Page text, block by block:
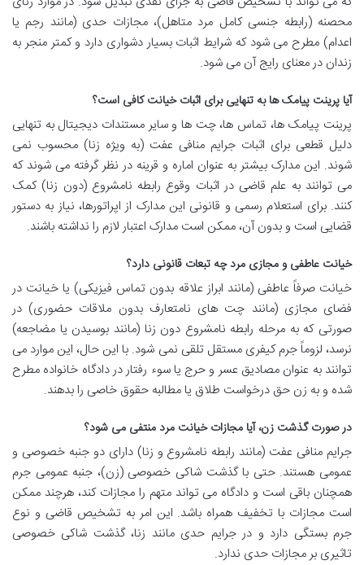
محصنه (رابطه جنسی کامل مرد متاهل)، مجازات حدی (مانند رجم یا
اعدام) مطرح می شود که شرایط اثبات بسیار دشواری دارد و کمتر منجر به
زندان در معنای رایج آن می شود.
آیا پرینت پیامک ها به تنهایی برای اثبات خیانت کافی است؟
پرینت پیامک ها، تماس ها، چت ها و سایر مستندات دیجیتال به تنهایی
دلیل قطعی برای اثبات جرایم منافی عفت (به ویژه زنا) محسوب نمی
شوند. این مدارک بیشتر به عنوان اماره و قرینه در نظر گرفته می شوند که
می توانند به علم قاضی در اثبات وقوع رابطه نامشروع (دون زنا) کمک
کنند. برای استعلام رسمی و قانونی این مدارک از اپراتورها، نیاز به دستور
قضایی است و بدون آن، ممکن است مدارک اعتبار لازم را نداشته باشند.
خیانت عاطفی و مجازی مرد چه تبعات قانونی دارد؟
خیانت صرفاً عاطفی (مانند ابراز علاقه بدون تماس فیزیکی) یا خیانت در
فضای مجازی (مانند چت های نامتعارف بدون ملاقات حضوری) در
صورتی که به مرحله رابطه نامشروع دون زنا (مانند بوسیدن یا مضاجعه)
نرسد، لزوماً جرم کیفری مستقل تلقی نمی شود. با این حال، این موارد می
توانند به عنوان مصادیق عسر و حرج یا سوء رفتار در دادگاه خانواده مطرح
شده و به زن حق درخواست طلاق یا مطالبه حقوق خاصی را بدهند.
در صورت گذشت زن، آیا مجازات خیانت مرد منتفی می شود؟
جرایم منافی عفت (مانند رابطه نامشروع و زنا) دارای دو جنبه خصوصی و
عمومی هستند. حتی با گذشت شاکی خصوصی (زن)، جنبه عمومی جرم
همچنان باقی است و دادگاه می تواند متهم را مجازات کند، هرچند ممکن
است مجازات با تخفیف همراه باشد. این امر به تشخیص قاضی و نوع
جرم بستگی دارد و در جرایم حدی مانند زنا، گذشت شاکی خصوصی
تاثیری بر مجازات حدی ندارد.